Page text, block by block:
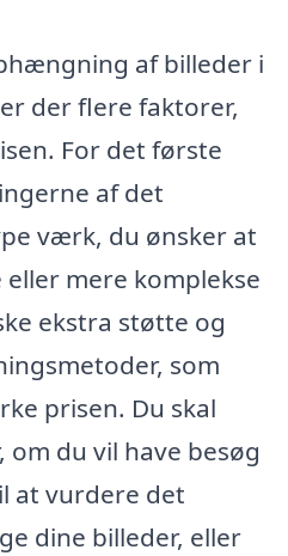
af billeder i
der flere faktorer,
For det første
af det
værk, du ønsker at
mere komplekse
ekstra støtte og
som
prisen. Du skal
du vil have besøg
at vurdere det
dine billeder, eller